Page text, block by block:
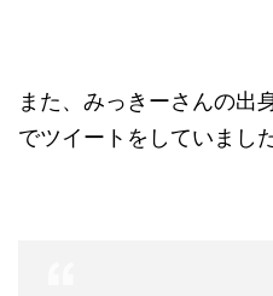
また、みっきーさんの出
でツイートをしていました